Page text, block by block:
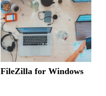
FileZilla for Windows